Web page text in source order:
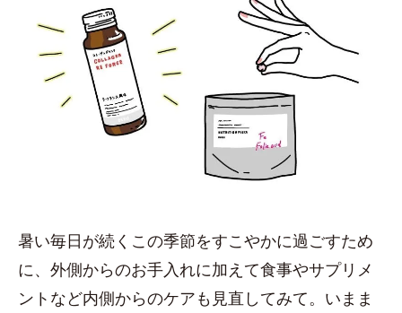
暑い毎日が続くこの季節をすこやかに過ごすため
に、外側からのお手入れに加えて食事やサプリメ
ントなど内側からのケアも見直してみて。いまま